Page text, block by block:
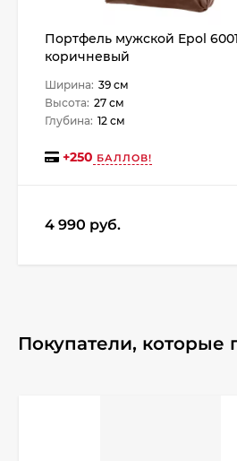
Портфель мужской Epol
коричневый
Ширина: 39 см
Высота: 27 см
Глубина: 12 см
+250 БАЛЛОВ!
4 990 руб.
Покупатели,